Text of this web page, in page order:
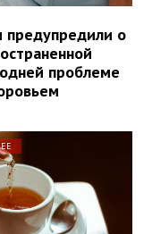
предупредили о
проблеме